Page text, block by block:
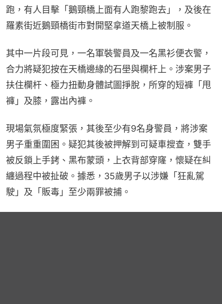
跑，有人目擊「鵝頸橋上面有人跑黎跑去」，及後在
羅素街近鵝頸橋街市對開堅拿道天橋上被制服。
其中一片段可見，一名軍裝警員及一名黑衫便衣警，
合力將疑犯按在天橋邊緣的石壆與欄杆上。涉案男子
扶住欄杆、極力扭動身體試圖掙脫，所穿的短褲「甩
褲」及膝，露出內褲。
現場氣氛極度緊張，其後至少有9名身警員，將涉案
男子重重圍困。疑犯其後被押解到可疑車搜查，雙手
被反鎖上手銬、黑布蒙頭，上衣背部穿窿，懷疑在糾
纏過程中被扯破。據悉，35歲男子以涉嫌「狂亂駕
駛」及「販毒」至少兩罪被捕。